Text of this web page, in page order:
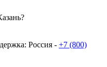
Россия - +7 (800)